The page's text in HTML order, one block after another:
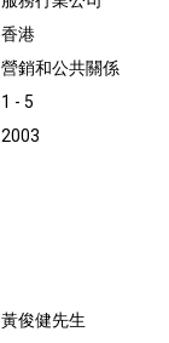
香港
營銷和公共關係
1 - 5
2003
黃俊健先生